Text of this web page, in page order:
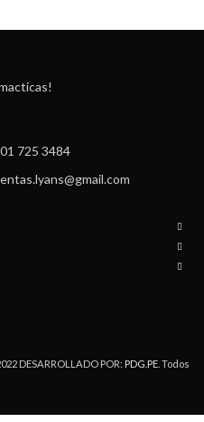
725 3484
DESARROLLADO POR: PDG.PE . Todos